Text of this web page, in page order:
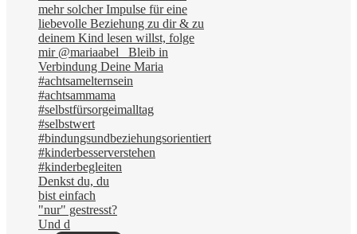
Denkst du, du
bist einfach
"nur" gestresst?
Und d